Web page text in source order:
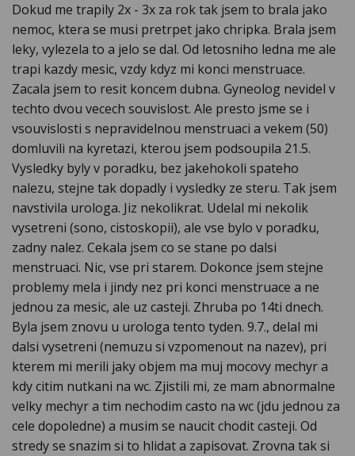
Dokud me trapily 2x - 3x za rok tak jsem to brala jako
nemoc, ktera se musi pretrpet jako chripka. Brala jsem
leky, vylezela to a jelo se dal. Od letosniho ledna me ale
trapi kazdy mesic, vzdy kdyz mi konci menstruace.
Zacala jsem to resit koncem dubna. Gyneolog nevidel v
techto dvou vecech souvislost. Ale presto jsme se i
vsouvislosti s nepravidelnou menstruaci a vekem (50)
domluvili na kyretazi, kterou jsem podsoupila 21.5.
Vysledky byly v poradku, bez jakehokoli spateho
nalezu, stejne tak dopadly i vysledky ze steru. Tak jsem
navstivila urologa. Jiz nekolikrat. Udelal mi nekolik
vysetreni (sono, cistoskopii), ale vse bylo v poradku,
zadny nalez. Cekala jsem co se stane po dalsi
menstruaci. Nic, vse pri starem. Dokonce jsem stejne
problemy mela i jindy nez pri konci menstruace a ne
jednou za mesic, ale uz casteji. Zhruba po 14ti dnech.
Byla jsem znovu u urologa tento tyden. 9.7., delal mi
dalsi vysetreni (nemuzu si vzpomenout na nazev), pri
kterem mi merili jaky objem ma muj mocovy mechyr a
kdy citim nutkani na wc. Zjistili mi, ze mam abnormalne
velky mechyr a tim nechodim casto na wc (jdu jednou za
cele dopoledne) a musim se naucit chodit casteji. Od
stredy se snazim si to hlidat a zapisovat. Zrovna tak si